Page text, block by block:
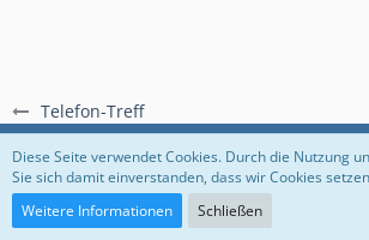
Telefon-Treff
Regeln Datenschutzerklärung
Community-Software:
Diese Seite verwendet Cookies. Durch die Nutzung
Sie sich damit einverstanden, dass wir Cookies
Weitere Informationen
Schließen